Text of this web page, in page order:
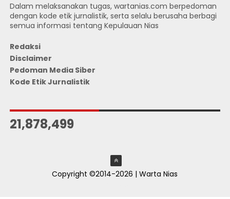
Dalam melaksanakan tugas, wartanias.com berpedoman
dengan kode etik jurnalistik, serta selalu berusaha berbagi
semua informasi tentang Kepulauan Nias
Redaksi
Disclaimer
Pedoman Media Siber
Kode Etik Jurnalistik
21,878,499
Copyright ©2014-2026 | Warta Nias